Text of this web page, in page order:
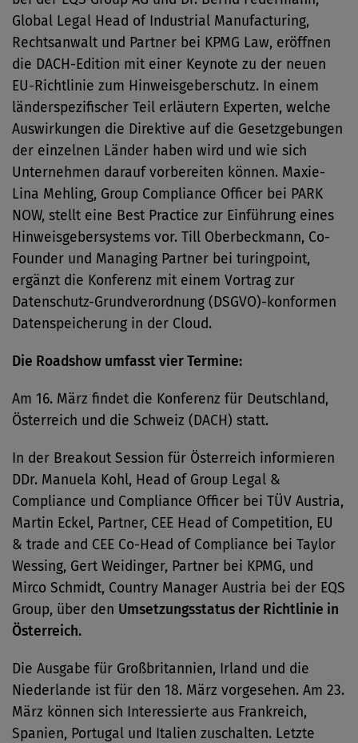
Global Legal Head of Industrial Manufacturing,
Rechtsanwalt und Partner bei KPMG Law, eröffnen
die DACH-Edition mit einer Keynote zu der neuen
EU-Richtlinie zum Hinweisgeberschutz. In einem
länderspezifischer Teil erläutern Experten, welche
Auswirkungen die Direktive auf die Gesetzgebungen
der einzelnen Länder haben wird und wie sich
Unternehmen darauf vorbereiten können. Maxie-
Lina Mehling, Group Compliance Officer bei PARK
NOW, stellt eine Best Practice zur Einführung eines
Hinweisgebersystems vor. Till Oberbeckmann, Co-
Founder und Managing Partner bei turingpoint,
ergänzt die Konferenz mit einem Vortrag zur
Datenschutz-Grundverordnung (DSGVO)-konformen
Datenspeicherung in der Cloud.
Die Roadshow umfasst vier Termine:
Am 16. März findet die Konferenz für Deutschland,
Österreich und die Schweiz (DACH) statt.
In der Breakout Session für Österreich informieren
DDr. Manuela Kohl, Head of Group Legal &
Compliance und Compliance Officer bei TÜV Austria,
Martin Eckel, Partner, CEE Head of Competition, EU
& trade and CEE Co-Head of Compliance bei Taylor
Wessing, Gert Weidinger, Partner bei KPMG, und
Mirco Schmidt, Country Manager Austria bei der EQS
Group, über den Umsetzungsstatus der Richtlinie in
Österreich.
Die Ausgabe für Großbritannien, Irland und die
Niederlande ist für den 18. März vorgesehen. Am 23.
März können sich Interessierte aus Frankreich,
Spanien, Portugal und Italien zuschalten. Letzte